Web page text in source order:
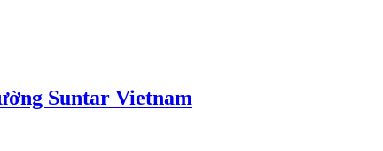
Suntar Vietnam